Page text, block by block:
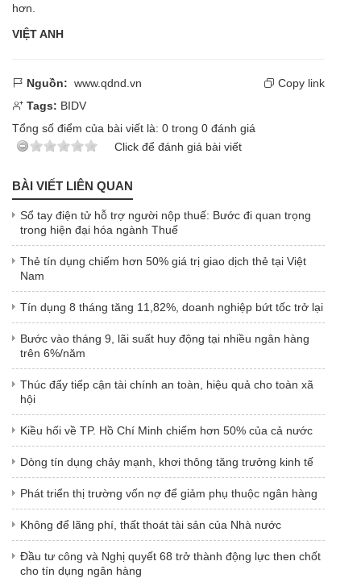
hơn.
VIỆT ANH
Nguồn: www.qdnd.vn
Copy link
Tags: BIDV
Tổng số điểm của bài viết là: 0 trong 0 đánh giá
Click để đánh giá bài viết
BÀI VIẾT LIÊN QUAN
Sổ tay điện tử hỗ trợ người nộp thuế: Bước đi quan trọng
trong hiện đại hóa ngành Thuế
Thẻ tín dụng chiếm hơn 50% giá trị giao dịch thẻ tại Việt
Nam
Tín dụng 8 tháng tăng 11,82%, doanh nghiệp bứt tốc trở lại
Bước vào tháng 9, lãi suất huy động tại nhiều ngân hàng
trên 6%/năm
Thúc đẩy tiếp cận tài chính an toàn, hiệu quả cho toàn xã
hội
Kiều hối về TP. Hồ Chí Minh chiếm hơn 50% của cả nước
Dòng tín dụng chảy mạnh, khơi thông tăng trưởng kinh tế
Phát triển thị trường vốn nợ để giảm phụ thuộc ngân hàng
Không để lãng phí, thất thoát tài sản của Nhà nước
Đầu tư công và Nghị quyết 68 trở thành động lực then chốt
cho tín dụng ngân hàng